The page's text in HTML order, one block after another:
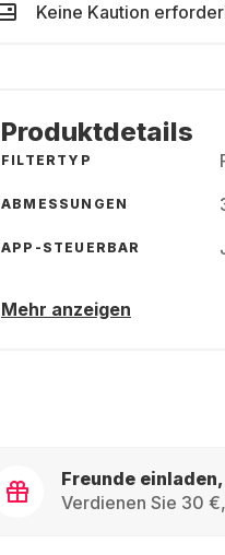
Keine Kaution
Produktdetails
FILTERTYP
ABMESSUNGEN
APP-STEUERBAR
Mehr anzeigen
Freunde
Verdienen Sie 30